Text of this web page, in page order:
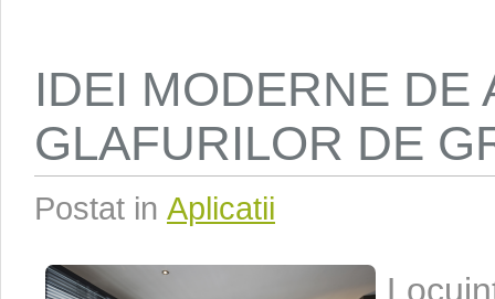
IDEI MODERNE DE
GLAFURILOR DE
Postat in Aplicatii